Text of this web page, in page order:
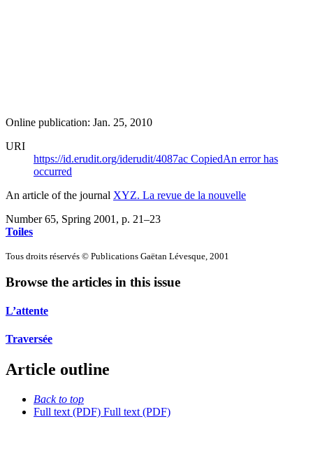
Online publication: Jan. 25, 2010
URI
https://id.erudit.org/iderudit/4087ac CopiedAn error has
occurred
An article of the journal XYZ. La revue de la nouvelle
Number 65, Spring 2001 , p. 21–23
Toiles
Tous droits réservés © Publications Gaëtan Lévesque, 2001
Browse the articles in this issue
L’attente
Traversée
Article outline
Back to top
Full text (PDF) Full text (PDF)